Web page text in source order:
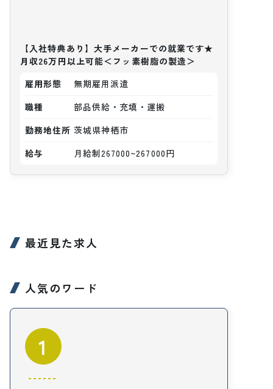
【入社特典あり】大手メーカーでの就業です★
月収26万円以上可能＜フッ素樹脂の製造＞
雇用形態
無期雇用派遣
職種
部品供給・充填・運搬
勤務地住所 茨城県神栖市
給与
月給制267000~267000円
最近見た求人
人気のワード
1